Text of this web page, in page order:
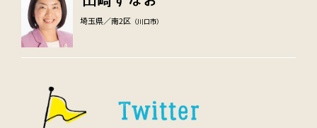
埼玉県／南2区 （川口市）